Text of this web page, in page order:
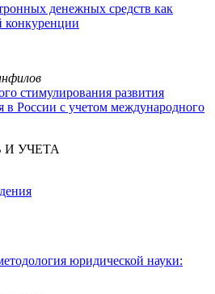
денежных средств как
конкуренции
стимулирования развития
в России с учетом международного
УЧЕТА
юридической науки: